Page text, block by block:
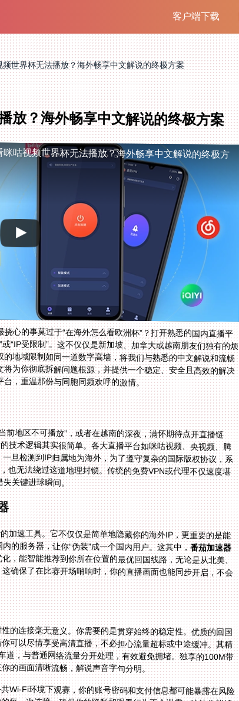
客户端下载
频世界杯无法播放？海外畅享中文解说的终极方案
放？海外畅享中文解说的终极方案
咪咕视频世界杯无法播放？海外畅享中文解说的终极方
心的事莫过于“在海外怎么看欧洲杯”？打开熟悉的国内直播平
“IP受限制”。这不仅仅是新加坡、加拿大或越南朋友们独有的烦
地域限制如同一道数字高墙，将我们与熟悉的中文解说和流畅
为你彻底拆解问题根源，并提供一个稳定、安全且高效的解决
，重温那份与同胞同频欢呼的激情。
地区不可播放”，或者在越南的深夜，满怀期待点开直播链
术逻辑其实很简单。各大直播平台如咪咕视频、央视频、腾
检测到IP归属地为海外，为了遵守复杂的国际版权协议，系
无法绕过这道地理封锁。传统的免费VPN或代理不仅速度堪
关键进球瞬间。
加速工具。它不仅仅是简单地隐藏你的海外IP，更重要的是能
的服务器，让你“伪装”成一个国内用户。这其中，番茄加速器
，能智能推荐到你所在位置的最优回国线路，无论是从北美、
确保了在比赛开场哨响时，你的直播画面也能同步开启，不会
的连接毫无意义。你需要的是贯穿始终的稳定性。优质的回国
可以尽情享受高清直播，不必担心流量超标或中途缓冲。其精
，与普通网络流量分开处理，有效避免拥堵。独享的100M带
的画面清晰流畅，解说声音字句分明。
Wi-Fi环境下观赛，你的账号密码和支付信息都可能暴露在风险
每一次连接，确保你的隐私和观看行为不会泄露。这让你能够